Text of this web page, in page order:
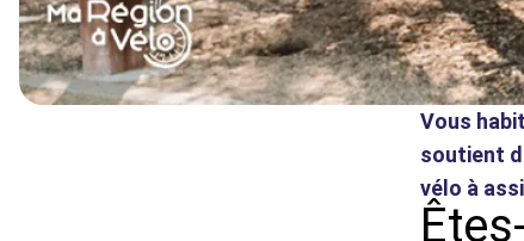
Vous
soutient
vélo à